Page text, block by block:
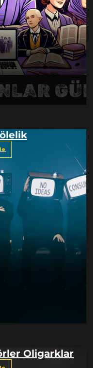
Oligarklar